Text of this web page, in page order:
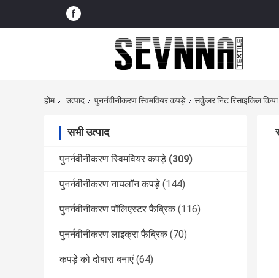
होम उत्पाद पुनर्नवीनीकरण स्विमवियर कपड़े सर्कुलर निट रिसाइकिल
सभी उत्पाद
पुनर्नवीनीकरण स्विमवियर कपड़े (309)
पुनर्नवीनीकरण नायलॉन कपड़े (144)
पुनर्नवीनीकरण पॉलिएस्टर फैब्रिक (116)
पुनर्नवीनीकरण लाइक्रा फैब्रिक (70)
कपड़े को दोबारा बनाएं (64)